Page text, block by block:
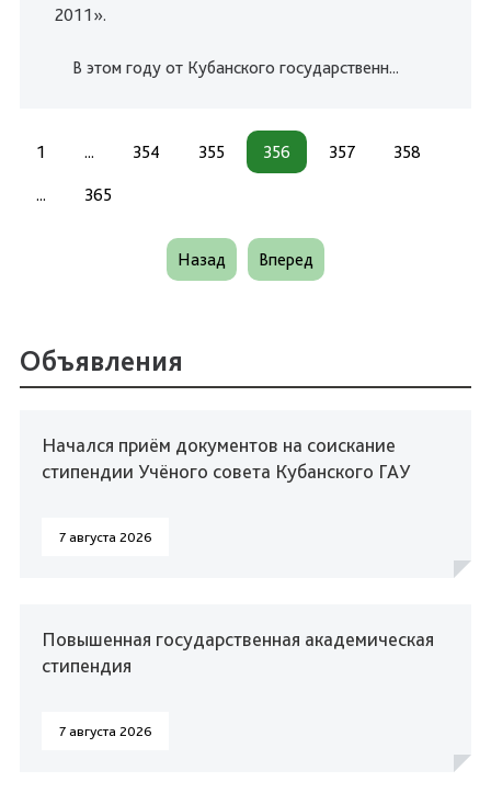
2011».
В этом году от Кубанского государственн...
1 ... 354 355 356 357 358
... 365
Назад Вперед
Объявления
Начался приём документов на соискание
стипендии Учёного совета Кубанского ГАУ
7 августа 2026
Повышенная государственная академическая
стипендия
7 августа 2026